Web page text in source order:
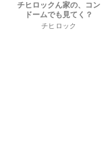
チヒロックん家の、コン
ドームでも見てく？
チヒロック